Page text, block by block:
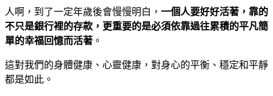
人啊，到了一定年歲後會慢慢明白， 一個人要好好活著，靠的
不只是銀行裡的存款，更重要的是必須依靠過往累積的平凡簡
單的幸福回憶而活著 。
這對我們的身體健康、心靈健康，對身心的平衡、穩定和平靜
都是如此。